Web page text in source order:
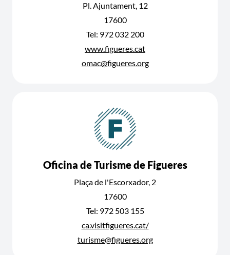
Pl. Ajuntament, 12
17600
Tel: 972 032 200
www.figueres.cat
omac@figueres.org
Oficina de Turisme de Figueres
Plaça de l'Escorxador, 2
17600
Tel: 972 503 155
ca.visitfigueres.cat/
turisme@figueres.org